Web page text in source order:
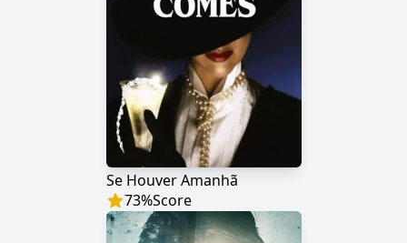
Se Houver Amanhã
73%Score